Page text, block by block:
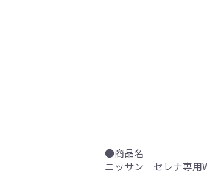
●商品名
ニッサン セレナ専用